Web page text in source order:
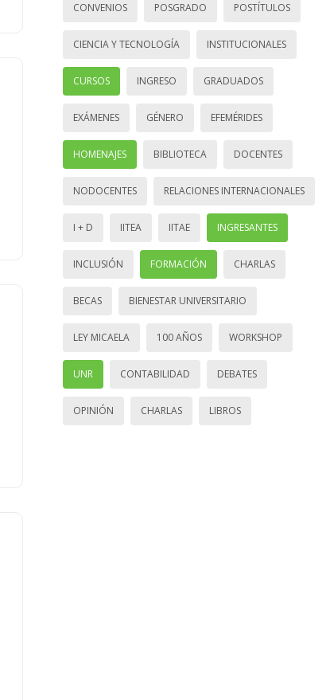
CONVENIOS POSGRADO POSTÍTULOS
CIENCIA Y TECNOLOGÍA INSTITUCIONALES
CURSOS INGRESO GRADUADOS
EXÁMENES GÉNERO EFEMÉRIDES
HOMENAJES BIBLIOTECA DOCENTES
NODOCENTES RELACIONES INTERNACIONALES
I + D IITEA IITAE INGRESANTES
INCLUSIÓN FORMACIÓN CHARLAS
BECAS BIENESTAR UNIVERSITARIO
LEY MICAELA 100 AÑOS WORKSHOP
UNR CONTABILIDAD DEBATES
OPINIÓN CHARLAS LIBROS